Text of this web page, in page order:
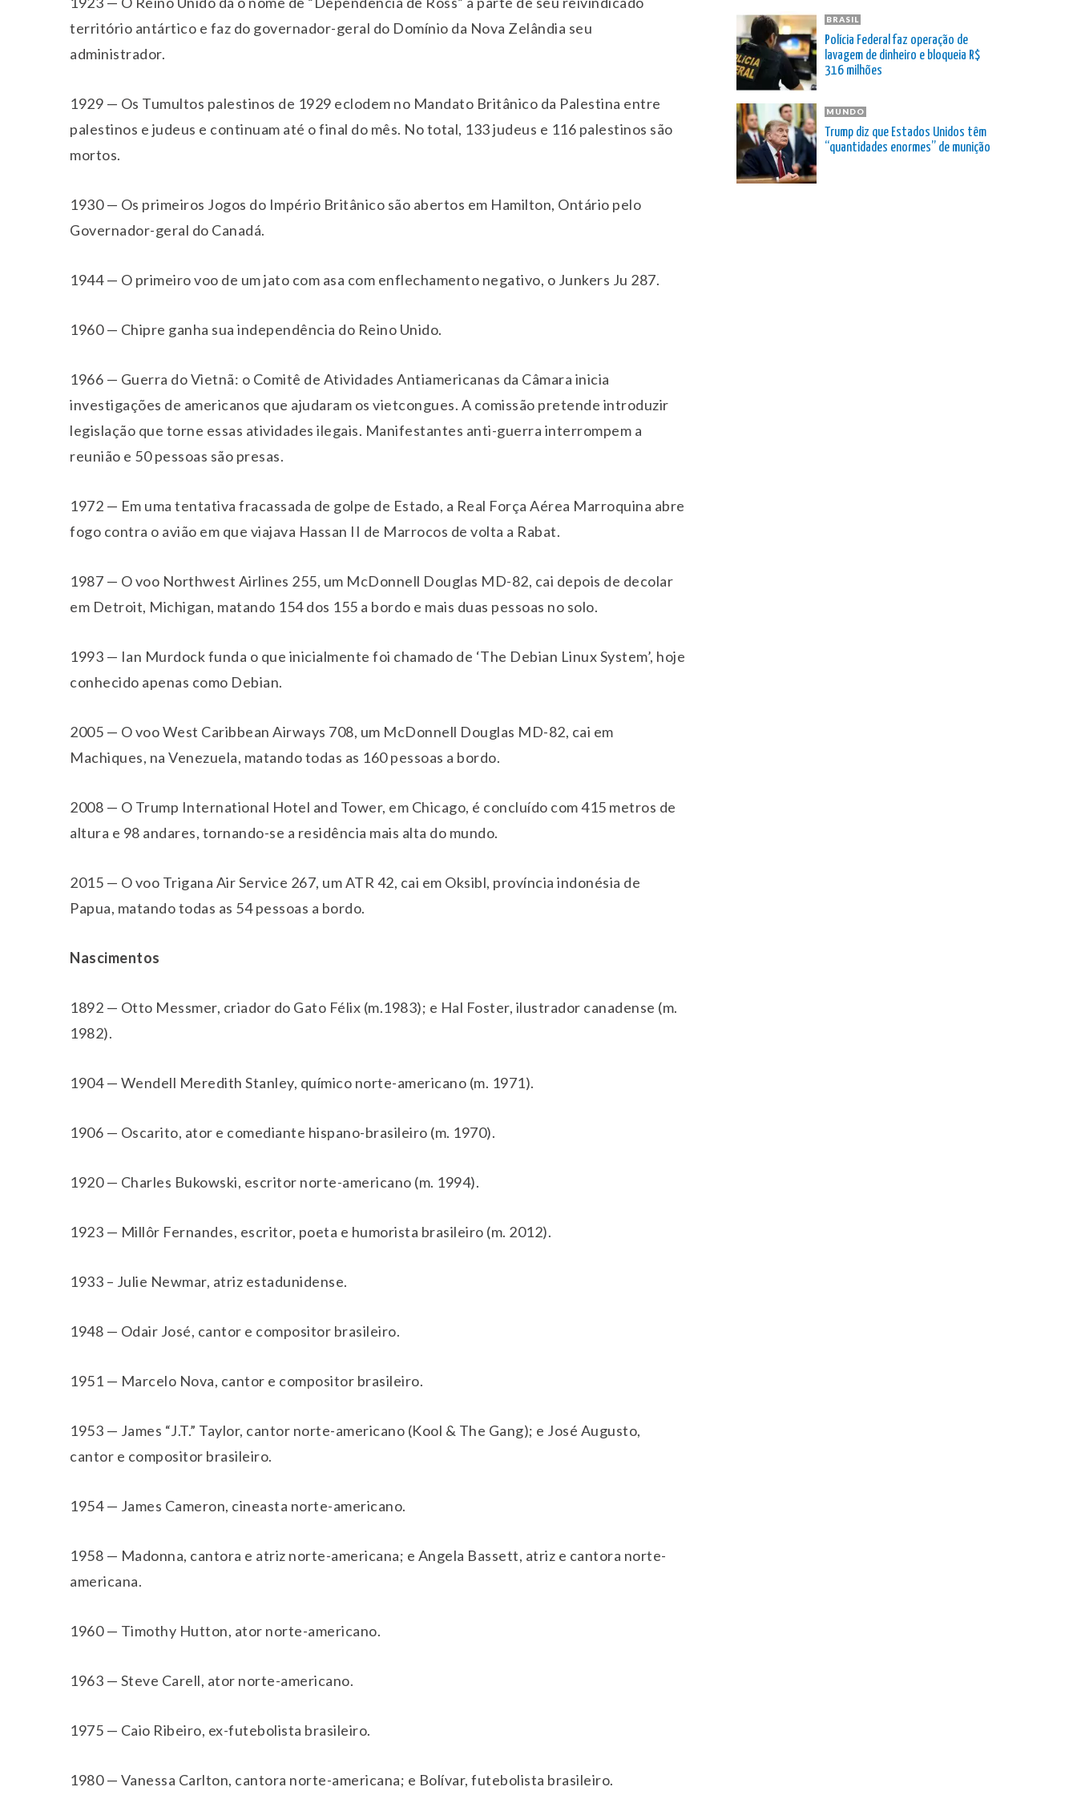
território antártico e faz do governador-geral do Domínio da Nova Zelândia seu
administrador.
1929 — Os Tumultos palestinos de 1929 eclodem no Mandato Britânico da Palestina entre
palestinos e judeus e continuam até o final do mês. No total, 133 judeus e 116 palestinos são
mortos.
1930 — Os primeiros Jogos do Império Britânico são abertos em Hamilton, Ontário pelo
Governador-geral do Canadá.
1944 — O primeiro voo de um jato com asa com enflechamento negativo, o Junkers Ju 287.
1960 — Chipre ganha sua independência do Reino Unido.
1966 — Guerra do Vietnã: o Comitê de Atividades Antiamericanas da Câmara inicia
investigações de americanos que ajudaram os vietcongues. A comissão pretende introduzir
legislação que torne essas atividades ilegais. Manifestantes anti-guerra interrompem a
reunião e 50 pessoas são presas.
1972 — Em uma tentativa fracassada de golpe de Estado, a Real Força Aérea Marroquina abre
fogo contra o avião em que viajava Hassan II de Marrocos de volta a Rabat.
1987 — O voo Northwest Airlines 255, um McDonnell Douglas MD-82, cai depois de decolar
em Detroit, Michigan, matando 154 dos 155 a bordo e mais duas pessoas no solo.
1993 — Ian Murdock funda o que inicialmente foi chamado de ‘The Debian Linux System’, hoje
conhecido apenas como Debian.
2005 — O voo West Caribbean Airways 708, um McDonnell Douglas MD-82, cai em
Machiques, na Venezuela, matando todas as 160 pessoas a bordo.
2008 — O Trump International Hotel and Tower, em Chicago, é concluído com 415 metros de
altura e 98 andares, tornando-se a residência mais alta do mundo.
2015 — O voo Trigana Air Service 267, um ATR 42, cai em Oksibl, província indonésia de
Papua, matando todas as 54 pessoas a bordo.
Nascimentos
1892 — Otto Messmer, criador do Gato Félix (m.1983); e Hal Foster, ilustrador canadense (m.
1982).
1904 — Wendell Meredith Stanley, químico norte-americano (m. 1971).
1906 — Oscarito, ator e comediante hispano-brasileiro (m. 1970).
1920 — Charles Bukowski, escritor norte-americano (m. 1994).
1923 — Millôr Fernandes, escritor, poeta e humorista brasileiro (m. 2012).
1933 – Julie Newmar, atriz estadunidense.
1948 — Odair José, cantor e compositor brasileiro.
1951 — Marcelo Nova, cantor e compositor brasileiro.
1953 — James “J.T.” Taylor, cantor norte-americano (Kool & The Gang); e José Augusto,
cantor e compositor brasileiro.
1954 — James Cameron, cineasta norte-americano.
1958 — Madonna, cantora e atriz norte-americana; e Angela Bassett, atriz e cantora norte-
americana.
1960 — Timothy Hutton, ator norte-americano.
1963 — Steve Carell, ator norte-americano.
1975 — Caio Ribeiro, ex-futebolista brasileiro.
1980 — Vanessa Carlton, cantora norte-americana; e Bolívar, futebolista brasileiro.
BRASIL
Polícia Federal faz operação de
lavagem de dinheiro e bloqueia R$
316 milhões
MUNDO
Trump diz que Estados Unidos têm
“quantidades enormes” de munição